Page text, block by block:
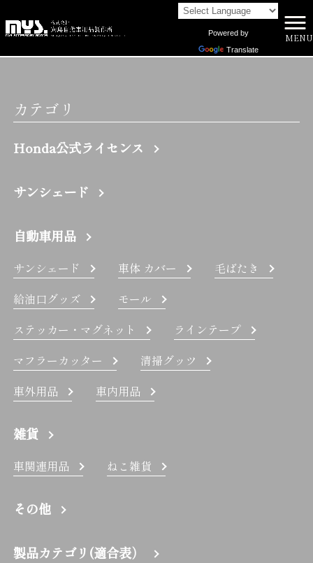
Powered by
Translate
MENU
8C | 株式会社向島自動車用品製作所
カテゴリ
Honda公式ライセンス
サンシェード
自動車用品
サンシェード 車体 カバー
毛ばたき
給油口グッズ
モール
ステッカー・マグネット
ラインテープ
マフラーカッター
清掃グッツ
車外用品
車内用品
雑貨
車関連用品 ねこ雑貨
その他
製品カテゴリ(適合表）